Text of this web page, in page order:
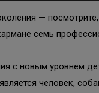
—
семь
с новым уровнем
человек,